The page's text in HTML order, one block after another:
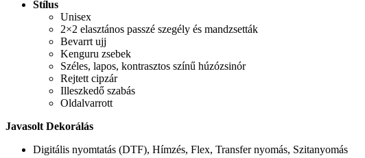
Stílus
Unisex
2×2 elasztános passzé szegély és mandzsetták
Bevarrt ujj
Kenguru zsebek
Széles, lapos, kontrasztos színű húzózsinór
Rejtett cipzár
Illeszkedő szabás
Oldalvarrott
Javasolt Dekorálás
Digitális nyomtatás (DTF), Hímzés, Flex, Transfer nyomás, Szitanyomás